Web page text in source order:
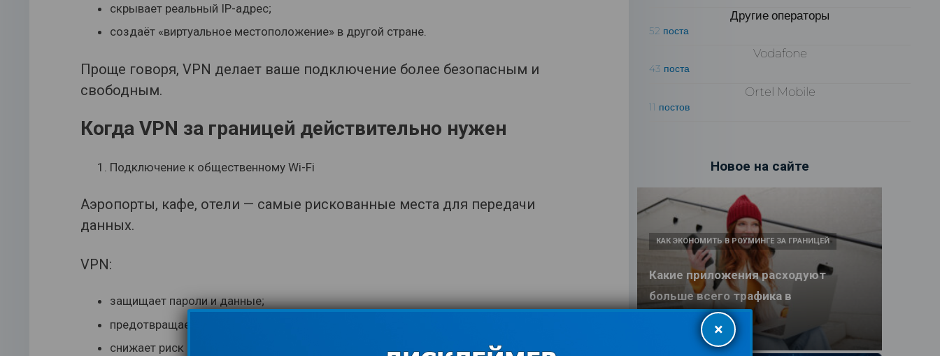
скрывает реальный IP-адрес;
создаёт «виртуальное местоположение» в другой стране.
Проще говоря, VPN делает ваше подключение более безопасным и
свободным.
Когда VPN за границей действительно нужен
Подключение к общественному Wi-Fi
Аэропорты, кафе, отели — самые рискованные места для передачи
данных.
VPN:
защищает пароли и данные;
предотвращает перехват трафика;
снижает риск взлома.
Другие операторы
52 поста
Vodafone
43 поста
Ortel Mobile
11 постов
Новое на сайте
Какие приложения расходуют
больше всего трафика в
путешествии
КАК ЭКОНОМИТЬ В РОУМИНГЕ ЗА ГРАНИЦЕЙ
25.06.2026 ×